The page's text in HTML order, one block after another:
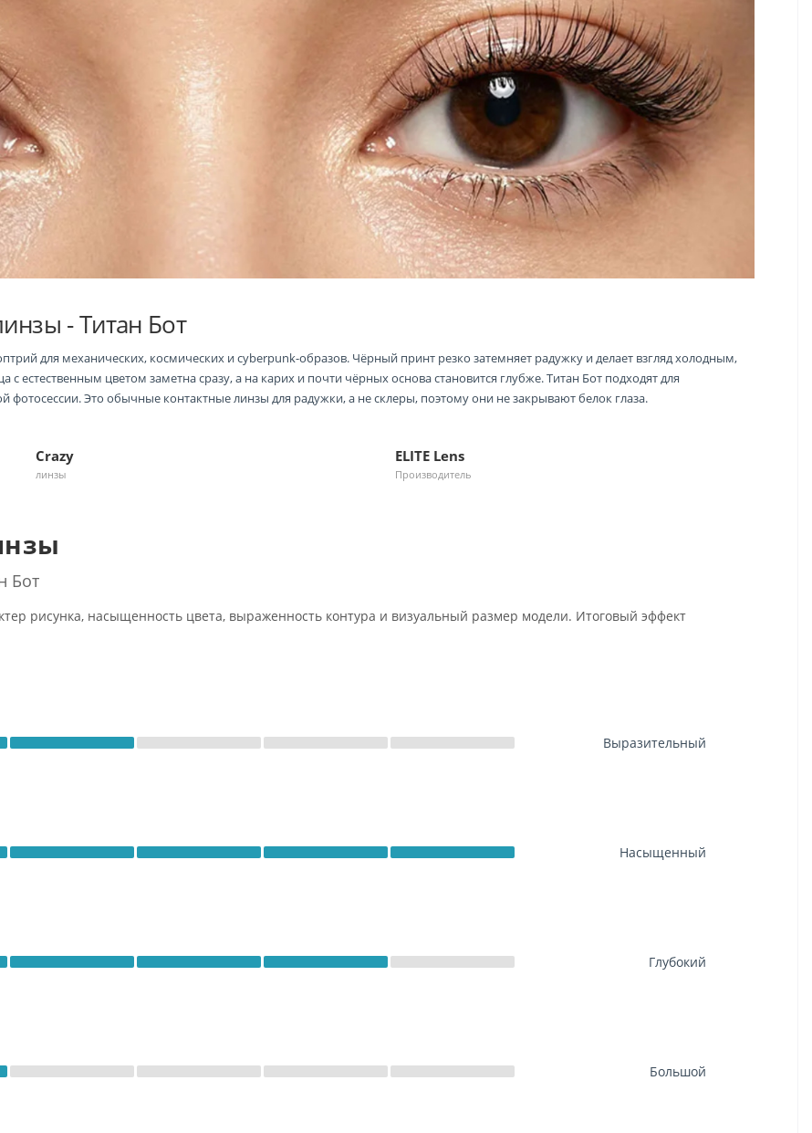
- Титан Бот
для механических, космических и cyberpunk-образов. Чёрный принт резко затемняет радужку и делает взгляд холодным,
естественным цветом заметна сразу, а на карих и почти чёрных основа становится глубже. Титан Бот подходят для
фотосессии. Это обычные контактные линзы для радужки, а не склеры, поэтому они не закрывают белок глаза.
Crazy
линзы
ELITE Lens
Производитель
Бот
рисунка, насыщенность цвета, выраженность контура и визуальный размер модели. Итоговый эффект
Выразительный
Насыщенный
Глубокий
Большой